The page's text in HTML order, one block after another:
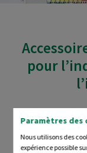
Paramètres des
Nous utilisons des
expérience possible
pour
La fabrique de
leaders
stabilisateurs,